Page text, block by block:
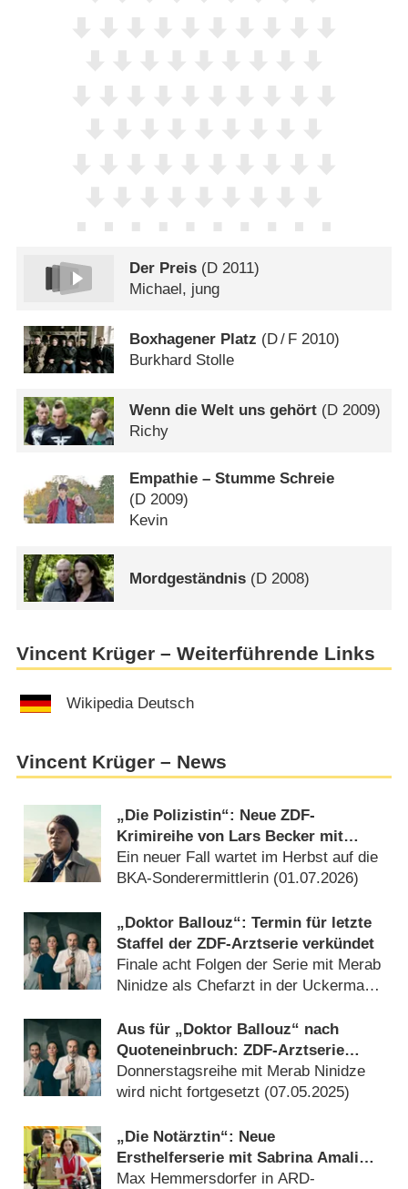
Der Preis (D 2011)
Michael, jung
Boxhagener Platz (D/ F 2010)
Burkhard Stolle
Wenn die Welt uns gehört (D 2009)
Richy
Empathie – Stumme Schreie
(D 2009)
Kevin
Mordgeständnis (D 2008)
Vincent Krüger – Weiterführende Links
Wikipedia Deutsch
Vincent Krüger – News
„Die Polizistin“: Neue ZDF-
Krimireihe von Lars Becker mit
Thelma Buabeng wird fortgesetzt
Ein neuer Fall wartet im Herbst auf die
BKA-Sonderermittlerin (01.07.2026)
„Doktor Ballouz“: Termin für letzte
Staffel der ZDF-Arztserie verkündet
Finale acht Folgen der Serie mit Merab
Ninidze als Chefarzt in der Uckermark
Aus für „Doktor Ballouz“ nach
Quoteneinbruch: ZDF-Arztserie
endet nach vier Staffeln
Donnerstagsreihe mit Merab Ninidze
wird nicht fortgesetzt (07.05.2025)
„Die Notärztin“: Neue
Ersthelferserie mit Sabrina Amali
findet Starttermin
Max Hemmersdorfer in ARD-